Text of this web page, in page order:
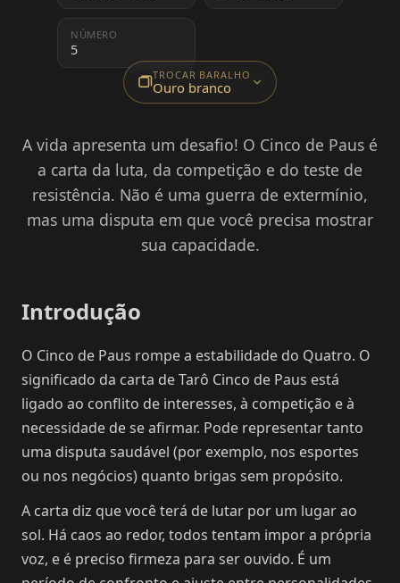
NÚMERO
5
TROCAR BARALHO
Ouro branco
A vida apresenta um desafio! O Cinco de Paus é
a carta da luta, da competição e do teste de
resistência. Não é uma guerra de extermínio,
mas uma disputa em que você precisa mostrar
sua capacidade.
Introdução
O Cinco de Paus rompe a estabilidade do Quatro. O
significado da carta de Tarô Cinco de Paus está
ligado ao conflito de interesses, à competição e à
necessidade de se afirmar. Pode representar tanto
uma disputa saudável (por exemplo, nos esportes
ou nos negócios) quanto brigas sem propósito.
A carta diz que você terá de lutar por um lugar ao
sol. Há caos ao redor, todos tentam impor a própria
voz, e é preciso firmeza para ser ouvido. É um